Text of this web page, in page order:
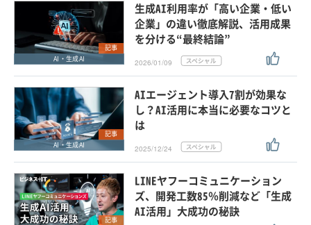
記事
AI・生成AI
生成AI利用率が「高い企業・低い
企業」の違い徹底解説、活用成果
を分ける“最終結論”
2026/01/09
記事
AI・生成AI
AIエージェント導入7割が効果な
し？AI活用に本当に必要なコツと
は
2025/12/24
記事
LINEヤフーコミュニケーション
ズ、開発工数85％削減など「生成
AI活用」大成功の秘訣